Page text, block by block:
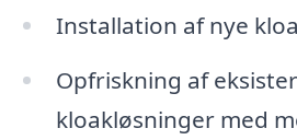
Installation af nye
Opfriskning af
kloakløsninger med